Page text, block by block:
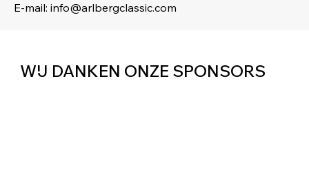
E-mail: info@arlbergclassic.com
WIJ DANKEN ONZE SPONSORS